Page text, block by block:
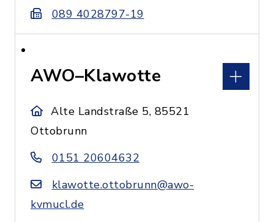
089 4028797-19
AWO–Klawotte
Alte Landstraße 5, 85521
Ottobrunn
0151 20604632
klawotte.ottobrunn@awo-
kvmucl.de